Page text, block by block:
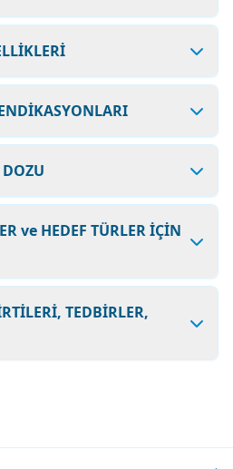
ve HEDEF TÜRLER İÇİN
TEDBİRLER,